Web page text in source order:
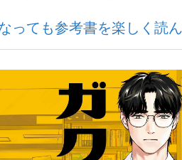
ン選手が証言した“NPB聞...
っても参考書を楽しく読